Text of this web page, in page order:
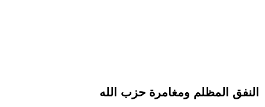
النفق المظلم ومغامرة حزب الله